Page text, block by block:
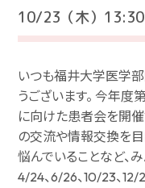
10/23（木）13:30
いつも福井大学医学
うございます。 今年
に向けた患者会を開催
の交流や情報交換を目
悩んでいることなど、
4/24、6/26、10/23、